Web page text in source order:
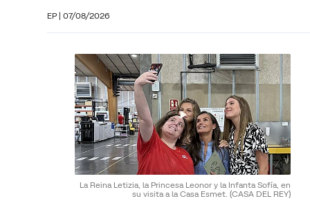
EP | 07/08/2026
La Reina Letizia, la Princesa Leonor y la Infanta Sofía, en
su visita a la Casa Esmet. (CASA DEL REY)